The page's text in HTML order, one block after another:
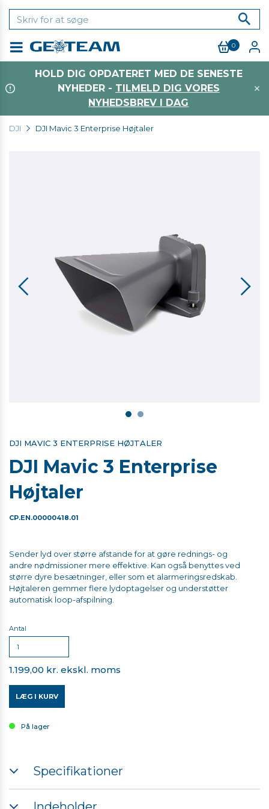
0
HOLD DIG OPDATERET MED DE SENESTE
NYHEDER - TILMELD DIG VORES
NYHEDSBREV I DAG
DJI DJI Mavic 3 Enterprise Højtaler
DJI MAVIC 3 ENTERPRISE HØJTALER
DJI Mavic 3 Enterprise
Højtaler
CP.EN.00000418.01
Sender lyd over større afstande for at gøre rednings- og
andre nødmissioner mere effektive. Kan også benyttes ved
større dyre besætninger, eller som et alarmeringsredskab.
Højtaleren gemmer flere lydoptagelser og understøtter
automatisk loop-afspilning.
Antal
1.199,00 kr. ekskl. moms
LÆG I KURV
På lager
Specifikationer